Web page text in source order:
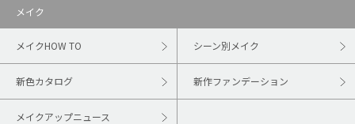
メイク
メイクHOW TO シーン別メイク
新色カタログ 新作ファンデーション
メイクアップニュース